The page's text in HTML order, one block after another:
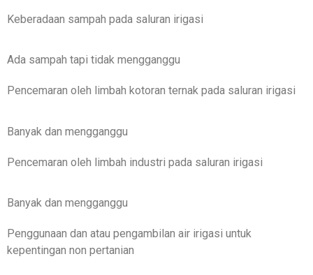
Keberadaan sampah pada saluran irigasi
Ada sampah tapi tidak mengganggu
Pencemaran oleh limbah kotoran ternak pada saluran irigasi
Banyak dan mengganggu
Pencemaran oleh limbah industri pada saluran irigasi
Banyak dan mengganggu
Penggunaan dan atau pengambilan air irigasi untuk
kepentingan non pertanian